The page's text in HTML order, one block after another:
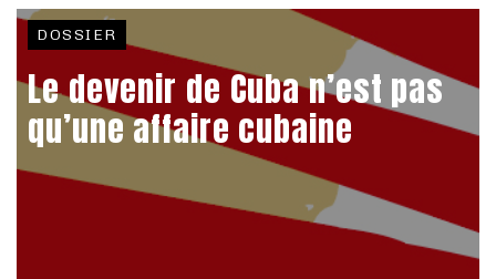
DOSSIER
Le devenir de Cuba n’est pas
qu’une affaire cubaine